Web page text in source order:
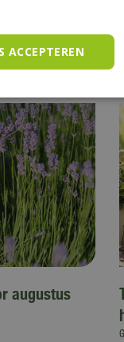
haag niet te dicht
augustus
ACCEPTEREN